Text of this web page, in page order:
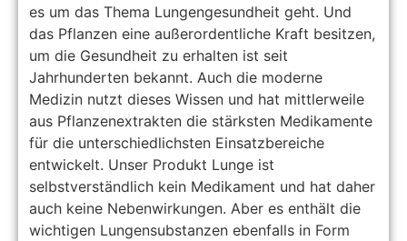
es um das Thema Lungengesundheit geht. Und
das Pflanzen eine außerordentliche Kraft besitzen,
um die Gesundheit zu erhalten ist seit
Jahrhunderten bekannt. Auch die moderne
Medizin nutzt dieses Wissen und hat mittlerweile
aus Pflanzenextrakten die stärksten Medikamente
für die unterschiedlichsten Einsatzbereiche
entwickelt. Unser Produkt Lunge ist
selbstverständlich kein Medikament und hat daher
auch keine Nebenwirkungen. Aber es enthält die
wichtigen Lungensubstanzen ebenfalls in Form